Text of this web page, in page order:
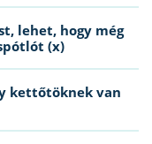
lehet, hogy még
(x)
kettőtöknek van